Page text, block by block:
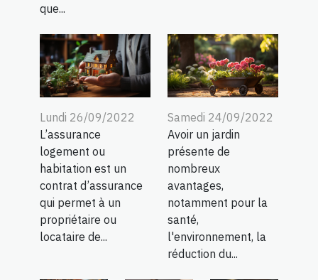
que...
Lundi 26/09/2022
L’assurance
logement ou
habitation est un
contrat d’assurance
qui permet à un
propriétaire ou
locataire de...
Samedi 24/09/2022
Avoir un jardin
présente de
nombreux
avantages,
notamment pour la
santé,
l'environnement, la
réduction du...